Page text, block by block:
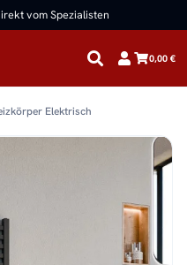
0,00 €
Elektrisch